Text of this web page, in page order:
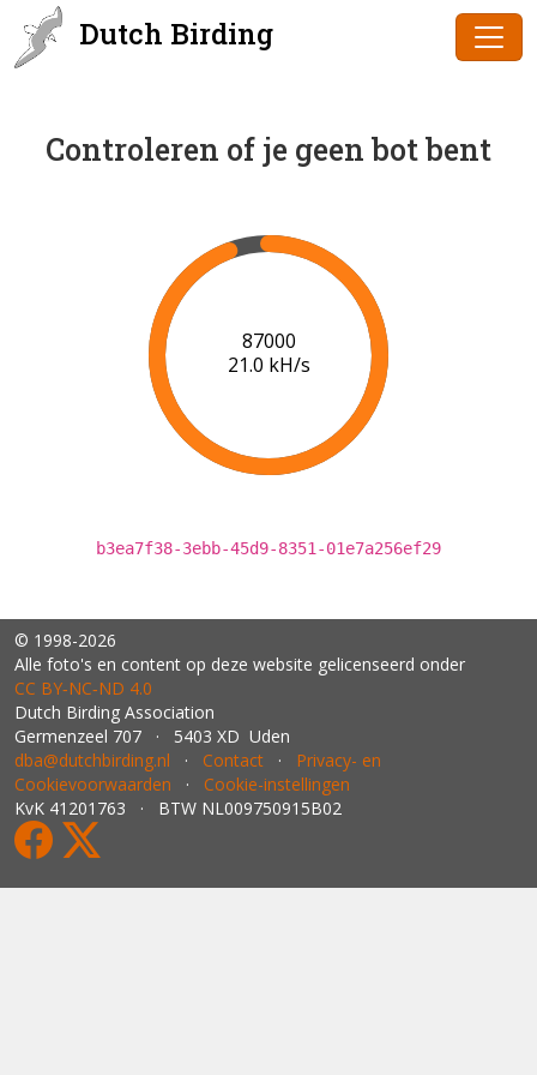
Dutch Birding
Controleren of je geen bot bent
88000
21.0 kH/s
b3ea7f38-3ebb-45d9-8351-01e7a256ef29
© 1998-2026
Alle foto's en content op deze website gelicenseerd onder
CC BY‑NC‑ND 4.0
Dutch Birding Association
Germenzeel 707 · 5403 XD Uden
dba@dutchbirding.nl · Contact · Privacy- en
Cookievoorwaarden · Cookie-instellingen
KvK 41201763 · BTW NL009750915B02